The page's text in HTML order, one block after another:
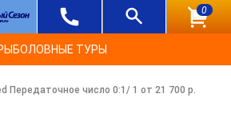
0
ТУРЫ
Передаточное число 0:1/ 1 от 21 700 р.